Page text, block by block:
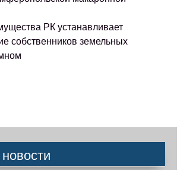
РК устанавливает
собственников земельных